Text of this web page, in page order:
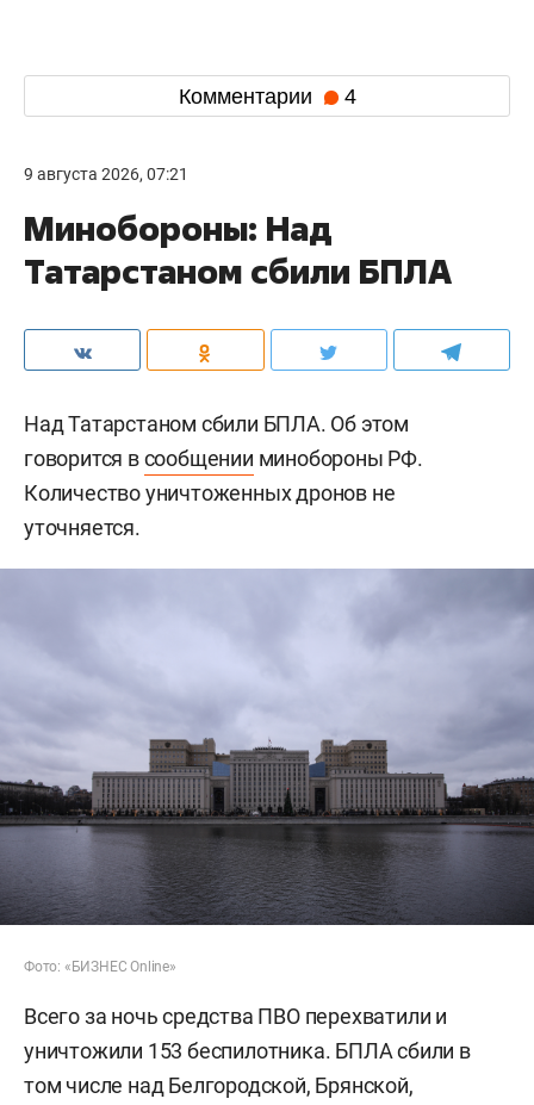
Комментарии 4
9 августа 2026, 07:21
Минобороны: Над
Татарстаном сбили БПЛА
Над Татарстаном сбили БПЛА. Об этом
говорится всообщении минобороны РФ.
Количество уничтоженных дронов не
уточняется.
Фото: «БИЗНЕС Online»
Всего за ночь средства ПВО перехватили и
уничтожили 153 беспилотника. БПЛА сбили в
том числе над Белгородской, Брянской,